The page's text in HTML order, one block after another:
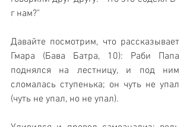
г нам?"
Давайте посмотрим, что рассказывает
Гмара (Бава Батра, 10): Раби Папа
поднялся на лестницу, и под ним
сломалась ступенька; он чуть не упал
(чуть не упал, но не упал).